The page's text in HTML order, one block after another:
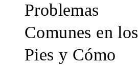
Problemas
Comunes en los
Pies y Cómo